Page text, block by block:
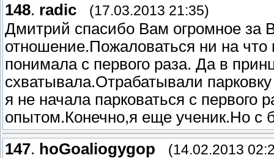
148. radic (17.03.2013 21:35)
Дмитрий спасибо Вам огромное за
отношение.Пожаловаться ни на
понимала с первого раза. Да в
схватывала.Отрабатывали
я не начала парковаться с первого
опытом.Конечно,я еще ученик.Но с
147. hoGoaliogygop (14.02.2013